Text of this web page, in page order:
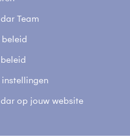
Team
beleid
instellingen
op jouw website